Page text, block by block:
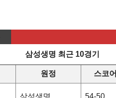
삼성생명 최근 10경기
원정 스코어
삼성생명 54-50